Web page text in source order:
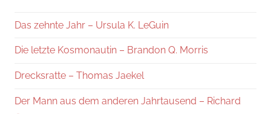
Das zehnte Jahr – Ursula K. LeGuin
Die letzte Kosmonautin – Brandon Q. Morris
Drecksratte – Thomas Jaekel
Der Mann aus dem anderen Jahrtausend – Richard